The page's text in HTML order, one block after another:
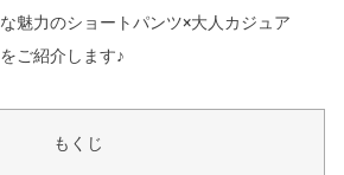
魅力のショートパンツ×大人カジュア
ご紹介します♪
もくじ